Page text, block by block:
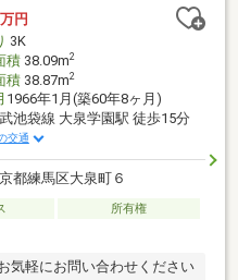
万円
3K
積38.09m2
積38.87m2
1966年1月(築60年8ヶ月)
池袋線 大泉学園駅 徒歩15分
交通
都練馬区大泉町６
所有権
気軽にお問い合わせください